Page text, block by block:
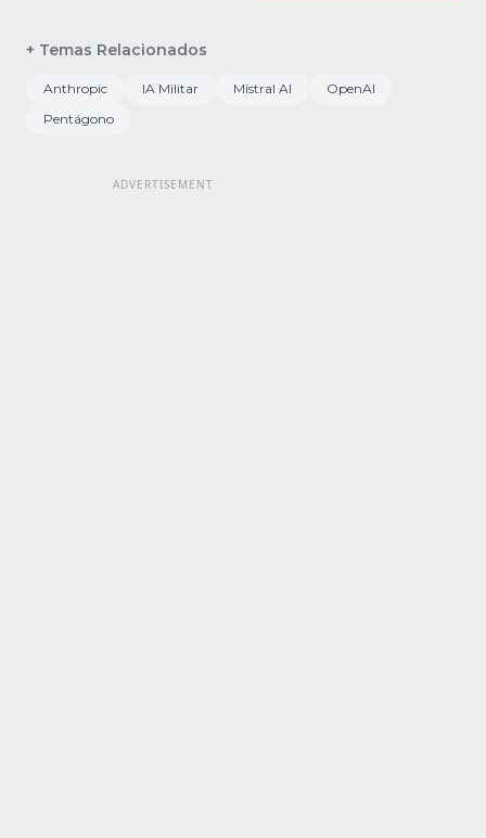
+ Temas Relacionados
Anthropic IA Militar Mistral AI
OpenAI
Pentágono